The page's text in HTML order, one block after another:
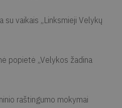
vaikais „Linksmieji Velykų
popietė „Velykos žadina
raštingumo mokymai